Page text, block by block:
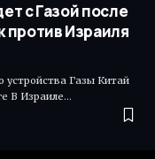
с Газой после
против Израиля
устройства Газы Китай
В Израиле…